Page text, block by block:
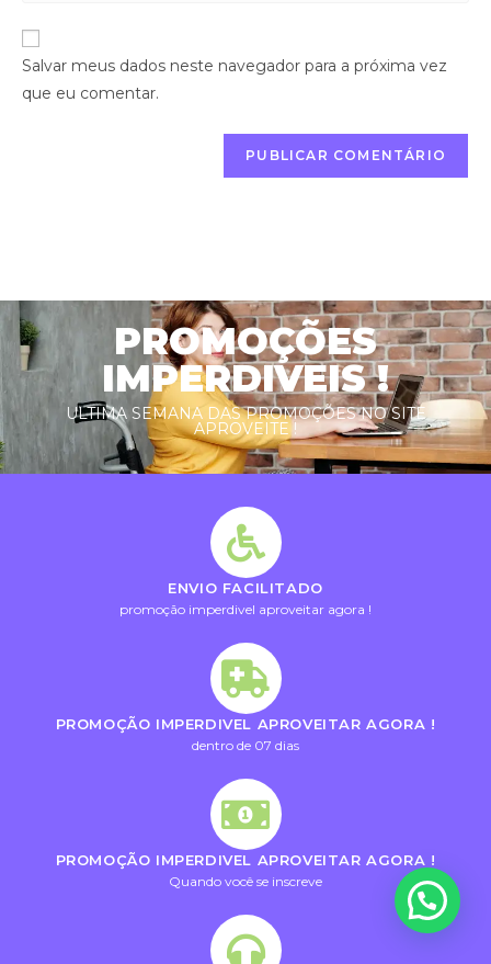
Salvar meus dados neste navegador para a próxima vez
que eu comentar.
PROMOÇÕES
IMPERDIVEIS !
ULTIMA SEMANA DAS PROMOÇÕES NO SITE
APROVEITE !
ENVIO FACILITADO
promoção imperdivel aproveitar agora !
PROMOÇÃO IMPERDIVEL APROVEITAR AGORA !
dentro de 07 dias
PROMOÇÃO IMPERDIVEL APROVEITAR AGORA !
Quando você se inscreve